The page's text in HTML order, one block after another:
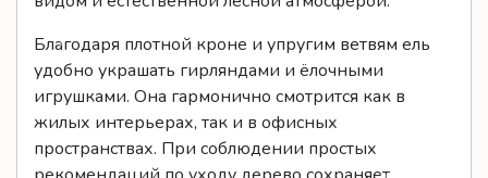
удобно украшать гирляндами и ёлочными
игрушками. Она гармонично смотрится как в
жилых интерьерах, так и в офисных
пространствах. При соблюдении простых
рекомендаций по уходу дерево сохраняет
аккуратный внешний вид в течение всего
праздничного периода.